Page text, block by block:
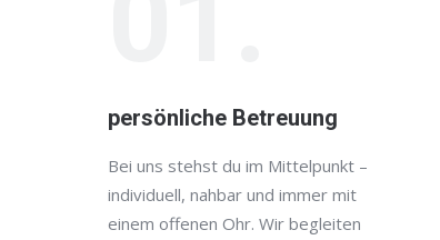
persönliche Betreuung
Bei uns stehst du im Mittelpunkt –
individuell, nahbar und immer mit
einem offenen Ohr. Wir begleiten